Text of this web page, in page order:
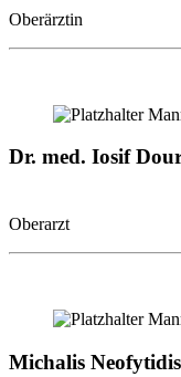
Oberärztin
Dr. med. Iosif
Oberarzt
Michalis Neofytidis